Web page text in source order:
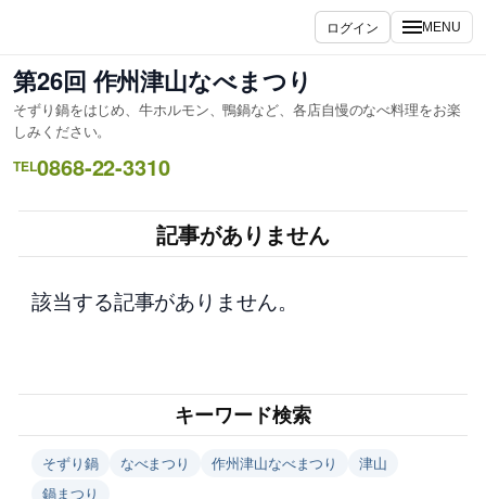
を
ス
キ
ッ
プ
ログイン MENU
第26回 作州津山なべまつり
そずり鍋をはじめ、牛ホルモン、鴨鍋など、各店自慢のなべ料理をお楽
しみください。
TEL0868-22-3310
記事がありません
該当する記事がありません。
キーワード検索
そずり鍋 なべまつり 作州津山なべまつり
津山
鍋まつり